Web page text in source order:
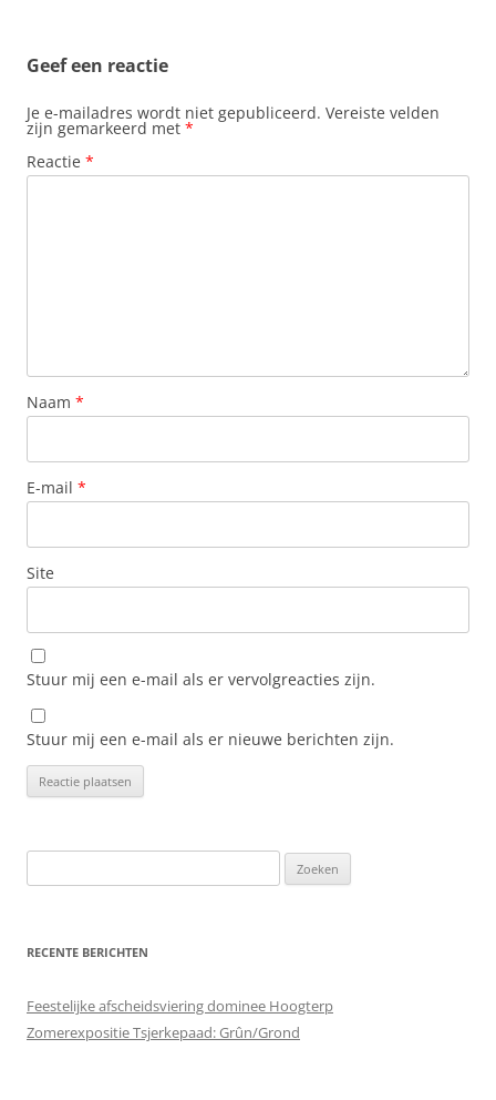
Geef een reactie
Je e-mailadres wordt niet gepubliceerd. Vereiste velden
zijn gemarkeerd met *
Reactie *
Naam *
E-mail *
Site
Stuur mij een e-mail als er vervolgreacties zijn.
Stuur mij een e-mail als er nieuwe berichten zijn.
naar:
RECENTE BERICHTEN
Feestelijke afscheidsviering dominee Hoogterp
Zomerexpositie Tsjerkepaad: Grûn/Grond